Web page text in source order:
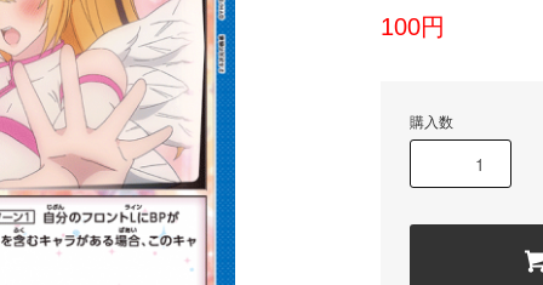
100円
購入数